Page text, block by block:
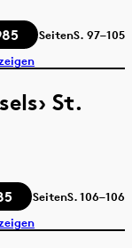
SeitenS. 97–105
St.
SeitenS.106–106